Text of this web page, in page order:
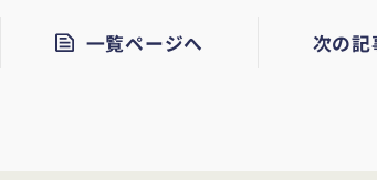
一覧ページへ 次の記